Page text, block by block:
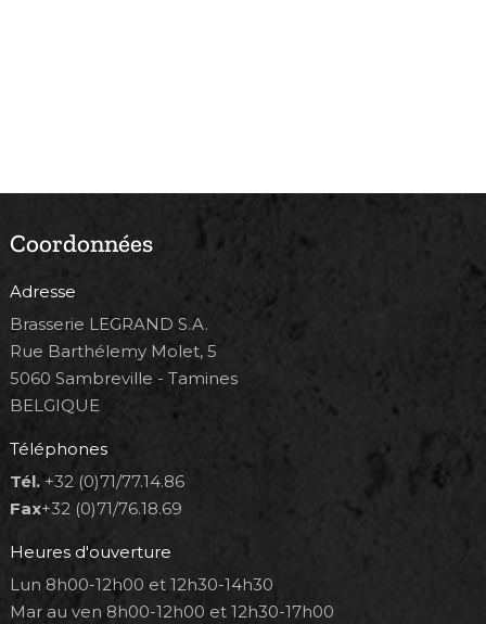
Coordonnées
Adresse
Brasserie LEGRAND S.A.
Rue Barthélemy Molet, 5
5060 Sambreville - Tamines
BELGIQUE
Téléphones
Tél. +32 (0)71/77.14.86
Fax+32 (0)71/76.18.69
Heures d'ouverture
Lun 8h00-12h00 et 12h30-14h30
Mar au ven 8h00-12h00 et 12h30-17h00